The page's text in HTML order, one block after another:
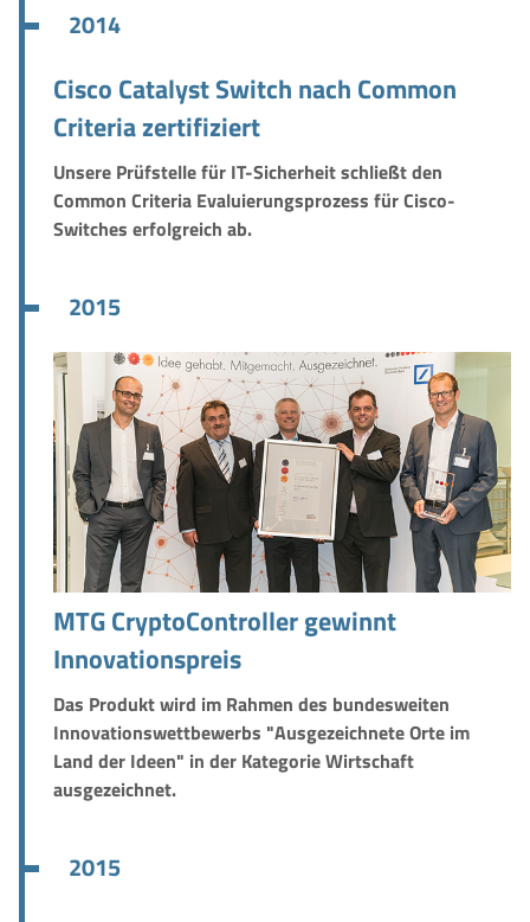
2014
Cisco Catalyst Switch nach Common
Criteria zertifiziert
Unsere Prüfstelle für IT-Sicherheit schließt den
Common Criteria Evaluierungsprozess für Cisco-
Switches erfolgreich ab.
2015
MTG CryptoController gewinnt
Innovationspreis
Das Produkt wird im Rahmen des bundesweiten
Innovationswettbewerbs "Ausgezeichnete Orte im
Land der Ideen" in der Kategorie Wirtschaft
ausgezeichnet.
2015